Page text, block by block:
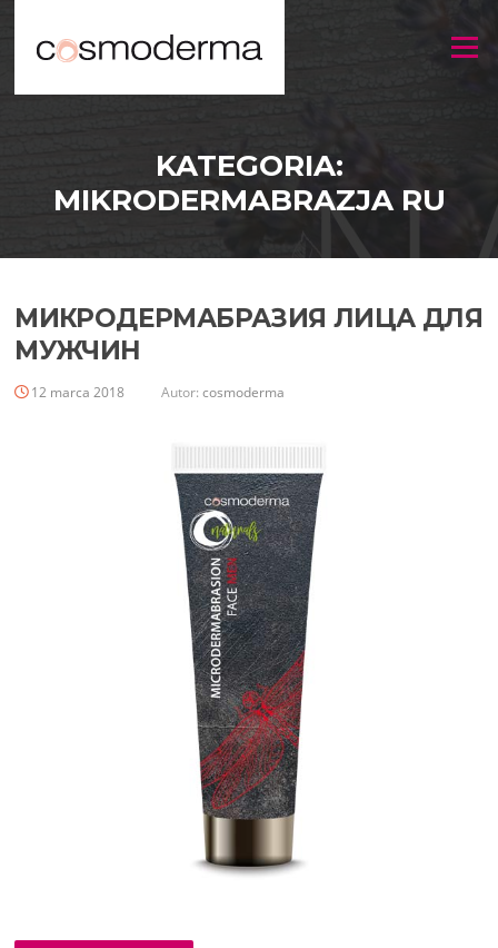
Menu
KATEGORIA:
MIKRODERMABRAZJA RU
МИКРОДЕРМАБРАЗИЯ ЛИЦА ДЛЯ
МУЖЧИН
12 marca 2018 Autor:cosmoderma